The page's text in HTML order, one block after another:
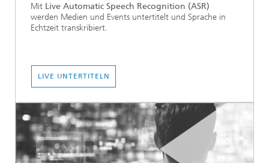
Mit Live Automatic Speech Recognition (ASR)
werden Medien und Events untertitelt und Sprache in
Echtzeit transkribiert.
LIVE UNTERTITELN